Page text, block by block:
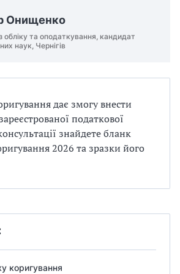
Онищенко
обліку та оподаткування, кандидат
наук, Чернігів
дає змогу внести
податкової
знайдете бланк
2026 та зразки його
коригування